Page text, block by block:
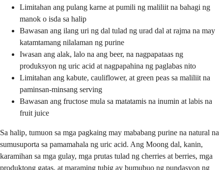
Limitahan ang pulang karne at pumili ng maliliit na bahagi ng
manok o isda sa halip
Bawasan ang ilang uri ng dal tulad ng urad dal at rajma na may
katamtamang nilalaman ng purine
Iwasan ang alak, lalo na ang beer, na nagpapataas ng
produksyon ng uric acid at nagpapahina ng paglabas nito
Limitahan ang kabute, cauliflower, at green peas sa maliliit na
paminsan-minsang serving
Bawasan ang fructose mula sa matatamis na inumin at labis na
fruit juice
Sa halip, tumuon sa mga pagkaing may mababang purine na natural na
sumusuporta sa pamamahala ng uric acid. Ang Moong dal, kanin,
karamihan sa mga gulay, mga prutas tulad ng cherries at berries, mga
produktong gatas, at maraming tubig ay bumubuo ng pundasyon ng